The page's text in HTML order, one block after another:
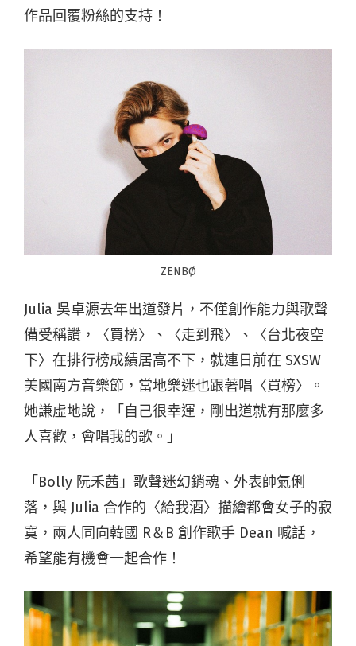
作品回覆粉絲的支持！
ZENBØ
Julia 吳卓源去年出道發片，不僅創作能力與歌聲
備受稱讚，〈買榜〉、〈走到飛〉、〈台北夜空
下〉在排行榜成績居高不下，就連日前在 SXSW
美國南方音樂節，當地樂迷也跟著唱〈買榜〉。
她謙虛地說，「自己很幸運，剛出道就有那麼多
人喜歡，會唱我的歌。」
「Bolly 阮禾茜」歌聲迷幻銷魂、外表帥氣俐
落，與 Julia 合作的〈給我酒〉描繪都會女子的寂
寞，兩人同向韓國 R＆B 創作歌手 Dean 喊話，
希望能有機會一起合作！